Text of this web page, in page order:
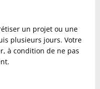
un projet ou une
plusieurs jours. Votre
à condition de ne pas